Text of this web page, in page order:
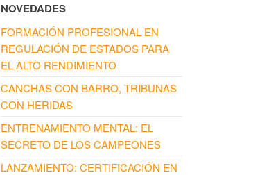
NOVEDADES
FORMACIÓN PROFESIONAL EN
REGULACIÓN DE ESTADOS PARA
EL ALTO RENDIMIENTO
CANCHAS CON BARRO, TRIBUNAS
CON HERIDAS
ENTRENAMIENTO MENTAL: EL
SECRETO DE LOS CAMPEONES
LANZAMIENTO: CERTIFICACIÓN EN